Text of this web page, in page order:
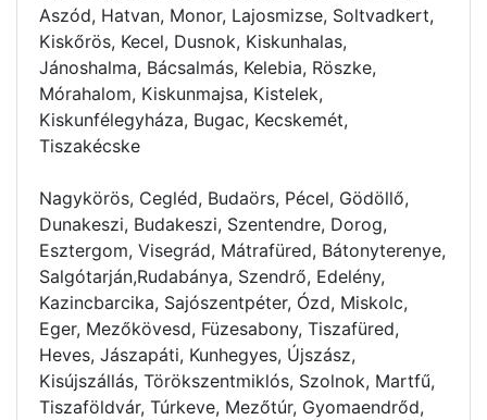
Aszód, Hatvan, Monor, Lajosmizse, Soltvadkert,
Kiskőrös, Kecel, Dusnok, Kiskunhalas,
Jánoshalma, Bácsalmás, Kelebia, Röszke,
Mórahalom, Kiskunmajsa, Kistelek,
Kiskunfélegyháza, Bugac, Kecskemét,
Tiszakécske
Nagykörös, Cegléd, Budaörs, Pécel, Gödöllő,
Dunakeszi, Budakeszi, Szentendre, Dorog,
Esztergom, Visegrád, Mátrafüred, Bátonyterenye,
Salgótarján,Rudabánya, Szendrő, Edelény,
Kazincbarcika, Sajószentpéter, Ózd, Miskolc,
Eger, Mezőkövesd, Füzesabony, Tiszafüred,
Heves, Jászapáti, Kunhegyes, Újszász,
Kisújszállás, Törökszentmiklós, Szolnok, Martfű,
Tiszaföldvár, Túrkeve, Mezőtúr, Gyomaendrőd,